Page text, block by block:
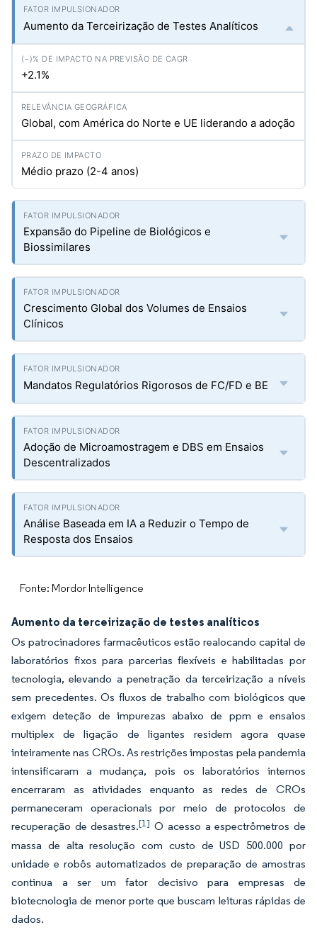
Aumento da Terceirização de Testes Analíticos
+2.1%
Global, com América do Norte e UE liderando a adoção
Médio prazo (2-4 anos)
Expansão do Pipeline de Biológicos e
Biossimilares
Crescimento Global dos Volumes de Ensaios
Clínicos
Mandatos Regulatórios Rigorosos de FC/FD e BE
Adoção de Microamostragem e DBS em Ensaios
Descentralizados
Análise Baseada em IA a Reduzir o Tempo de
Resposta dos Ensaios
Fonte: Mordor Intelligence
Aumento da terceirização de testes analíticos
Os patrocinadores farmacêuticos estão realocando capital de
laboratórios fixos para parcerias flexíveis e habilitadas por
tecnologia, elevando a penetração da terceirização a níveis
sem precedentes. Os fluxos de trabalho com biológicos que
exigem deteção de impurezas abaixo de ppm e ensaios
multiplex de ligação de ligantes residem agora quase
inteiramente nas CROs. As restrições impostas pela pandemia
intensificaram a mudança, pois os laboratórios internos
encerraram as atividades enquanto as redes de CROs
permaneceram operacionais por meio de protocolos de
recuperação de desastres.[1] O acesso a espectrômetros de
massa de alta resolução com custo de USD 500.000 por
unidade e robôs automatizados de preparação de amostras
continua a ser um fator decisivo para empresas de
biotecnologia de menor porte que buscam leituras rápidas de
dados.